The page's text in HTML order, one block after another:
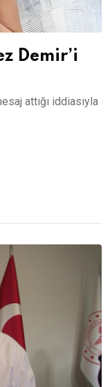
Demir’i
attığı iddiasıyla